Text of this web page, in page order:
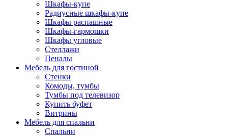
Шкафы-купе
Радиусные шкафы-купе
Шкафы распашные
Шкафы-гармошки
Шкафы угловые
Стеллажи
Пеналы
Мебель для гостиной
Стенки
Комоды, тумбы
Тумбы под телевизор
Купить буфет
Витрины
Мебель для спальни
Спальни